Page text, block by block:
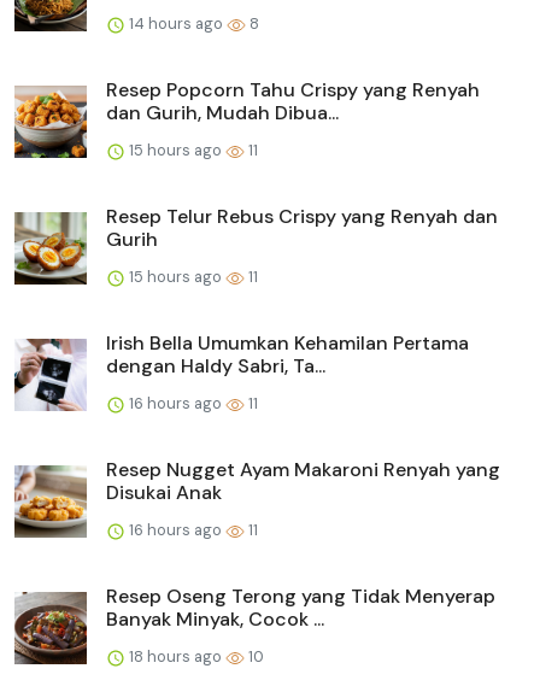
14 hours ago 8
Resep Popcorn Tahu Crispy yang Renyah
dan Gurih, Mudah Dibua...
15 hours ago 11
Resep Telur Rebus Crispy yang Renyah dan
Gurih
15 hours ago 11
Irish Bella Umumkan Kehamilan Pertama
dengan Haldy Sabri, Ta...
16 hours ago 11
Resep Nugget Ayam Makaroni Renyah yang
Disukai Anak
16 hours ago 11
Resep Oseng Terong yang Tidak Menyerap
Banyak Minyak, Cocok ...
18 hours ago 10